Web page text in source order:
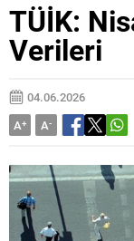
TÜİK:
Verileri
04.06.2026
A+ A-